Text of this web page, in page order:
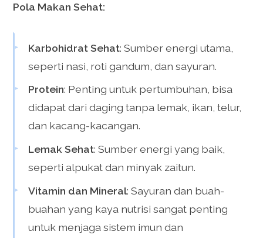
Pola Makan Sehat:
Karbohidrat Sehat: Sumber energi utama,
seperti nasi, roti gandum, dan sayuran.
Protein: Penting untuk pertumbuhan, bisa
didapat dari daging tanpa lemak, ikan, telur,
dan kacang-kacangan.
Lemak Sehat: Sumber energi yang baik,
seperti alpukat dan minyak zaitun.
Vitamin dan Mineral: Sayuran dan buah-
buahan yang kaya nutrisi sangat penting
untuk menjaga sistem imun dan